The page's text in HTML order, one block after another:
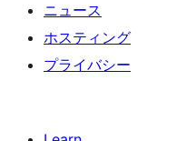
ニュース
ホスティング
プライバシー